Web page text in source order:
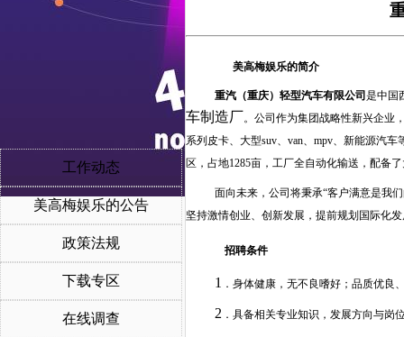
工作动态
美高梅娱乐的公告
政策法规
下载专区
在线调查
美高梅娱乐的简介
重汽（重庆）轻型汽车有限公司是中国
车制造厂。公司作为集团战略性新兴企业
系列皮卡、大型suv、van、mpv、新能源汽
区，占地1285亩，工厂全自动化输送，配备
面向未来，公司将秉承“客户满意是我
坚持激情创业、创新发展，提前规划国际化
招聘条件
1 ． 身体健康，无不良嗜好；品质优良
2 ． 具备相关专业知识，发展方向与岗